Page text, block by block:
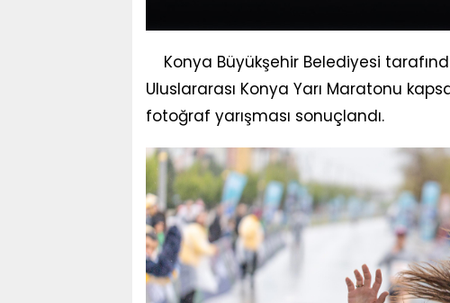
Konya Büyükşehir Belediyesi
Uluslararası Konya Yarı Maratonu
fotoğraf yarışması sonuçlandı.